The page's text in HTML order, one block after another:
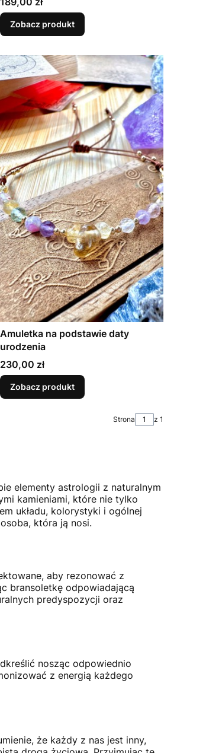
Zobacz produkt
Amuletka na podstawie daty
urodzenia
Cena
230,00 zł
Zobacz produkt
Strona z 1
elementy astrologii z naturalnym
kamieniami, które nie tylko
układu, kolorystyki i ogólnej
która ją nosi.
aby rezonować z
bransoletkę odpowiadającą
predyspozycji oraz
nosząc odpowiednio
z energią każdego
że każdy z nas jest inny,